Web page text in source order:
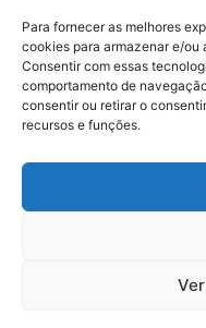
Para fornecer as melhores
cookies para armazenar e/ou
Consentir com essas
comportamento de
consentir ou retirar o
recursos e funções.
Copyright © 2026